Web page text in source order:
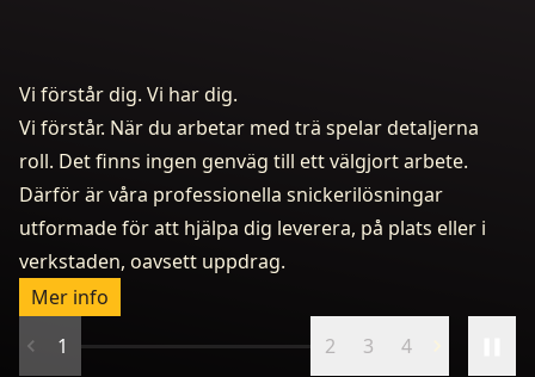
Vi förstår dig. Vi har dig.
Vi förstår. När du arbetar med trä spelar detaljerna
roll. Det finns ingen genväg till ett välgjort arbete.
Därför är våra professionella snickerilösningar
utformade för att hjälpa dig leverera, på plats eller i
verkstaden, oavsett uppdrag.
Mer info
1
2 3 4